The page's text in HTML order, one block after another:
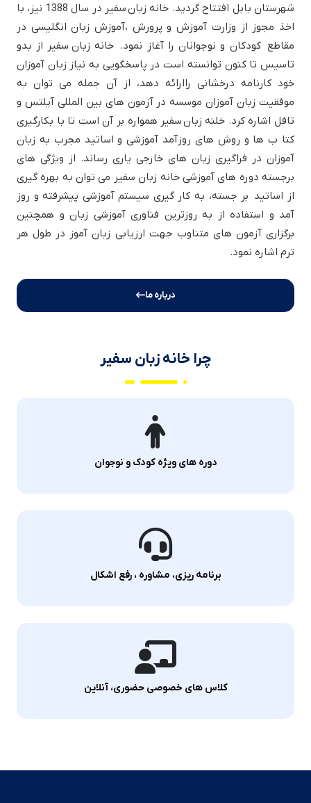
شهرستان بابل افتتاح گردید. خانه زبان سفیر در سال 1388 نیز، با
اخذ مجوز از وزارت آموزش و پرورش ،آموزش زبان انگلیسی در
مقاطع کودکان و نوجوانان را آغاز نمود. خانه زبان سفیر از بدو
تاسیس تا کنون توانسته است در پاسخگویی به نیاز زبان آموزان
خود کارنامه درخشانی راارائه دهد، از آن جمله می توان به
موفقیت زبان آموزان موسسه در آزمون های بین المللی آیلتس و
تافل اشاره کرد. خلنه زبان سفیر همواره بر آن است تا با بکارگیری
کتا ب ها و روش های روزآمد آموزشی و اساتید مجرب به زبان
آموزان در فراگیری زبان های خارجی یاری رساند. از ویژگی های
برجسته دوره های آموزشی خانه زبان سفیر می توان به بهره گیری
از اساتید بر جسته، به کار گیری سیستم آموزشی پیشرفته و روز
آمد و استفاده از به روزترین فناوری آموزشی زبان و همچنین
برگزاری آزمون های متناوب جهت ارزیابی زبان آموز در طول هر
ترم اشاره نمود.
درباره ما
چرا خانه زبان سفیر
دوره های ویژه کودک و نوجوان
برنامه ریزی، مشاوره ، رفع اشکال
کلاس های خصوصی حضوری، آنلاین